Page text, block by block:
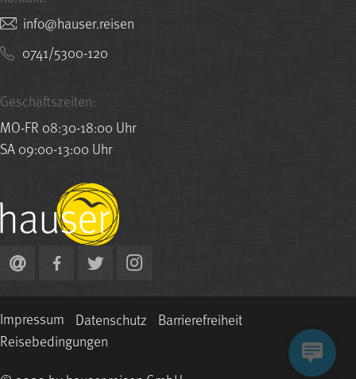
nesier.resuah@ofni
0741/5300-120
Geschäftszeiten:
MO-FR 08:30-18:00 Uhr
SA 09:00-13:00 Uhr
Impressum Datenschutz Barrierefreiheit
Reisebedingungen